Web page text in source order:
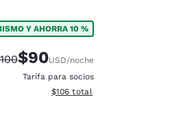
Y AHORRA 10 %
tachada:
Tarifa reducida:
$90USD/noche
Tarifa para socios
Ver detalles totales
$106 total